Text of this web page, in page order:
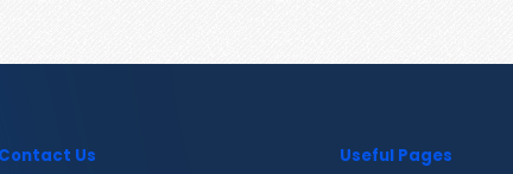
Contact Us Useful Pages